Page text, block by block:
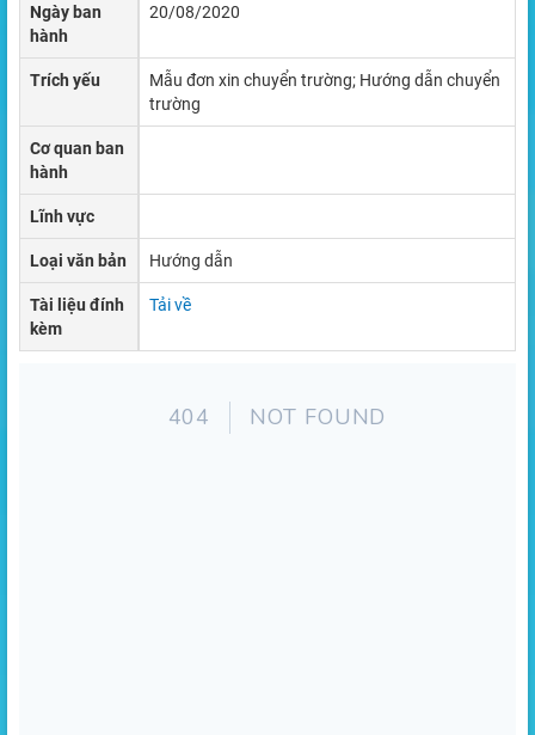
Ngày ban
hành
20/08/2020
Trích yếu
Mẫu đơn xin chuyển trường; Hướng dẫn chuyển
trường
Cơ quan ban
hành
Lĩnh vực
Loại văn bản Hướng dẫn
Tài liệu đính
kèm
Tải về